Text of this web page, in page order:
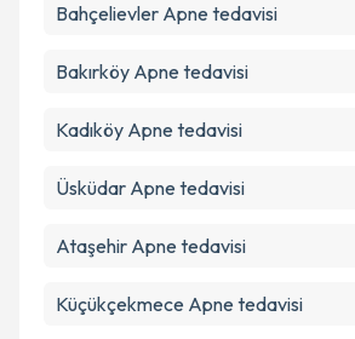
Bahçelievler Apne tedavisi
Bakırköy Apne tedavisi
Kadıköy Apne tedavisi
Üsküdar Apne tedavisi
Ataşehir Apne tedavisi
Küçükçekmece Apne tedavisi